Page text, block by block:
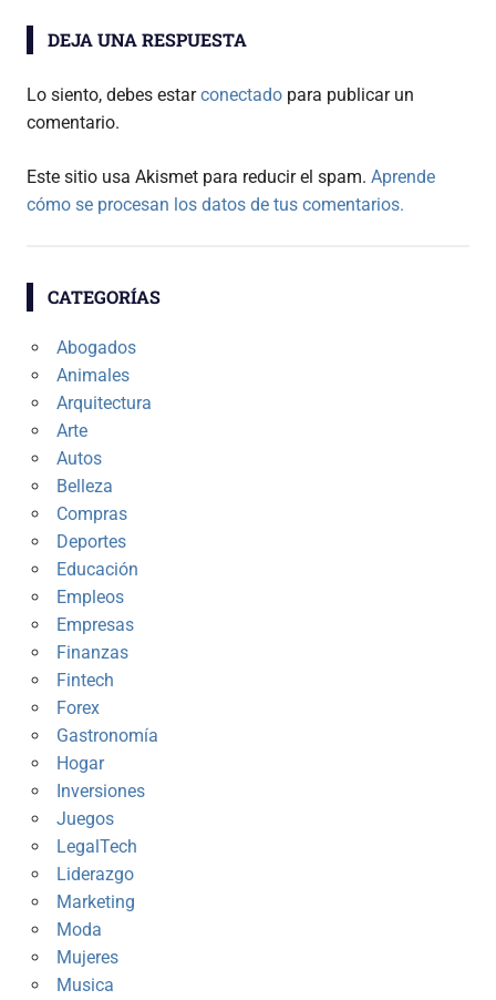
DEJA UNA RESPUESTA
Lo siento, debes estarconectado para publicar un
comentario.
Este sitio usa Akismet para reducir el spam. Aprende
cómo se procesan los datos de tus comentarios.
CATEGORÍAS
Abogados
Animales
Arquitectura
Arte
Autos
Belleza
Compras
Deportes
Educación
Empleos
Empresas
Finanzas
Fintech
Forex
Gastronomía
Hogar
Inversiones
Juegos
LegalTech
Liderazgo
Marketing
Moda
Mujeres
Musica